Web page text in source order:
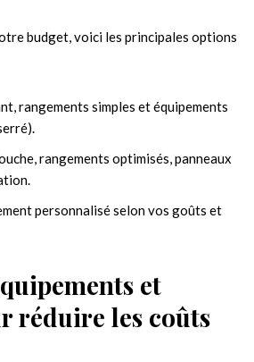
budget, voici les principales options
rangements simples et équipements
rangements optimisés, panneaux
personnalisé selon vos goûts et
et
réduire les coûts